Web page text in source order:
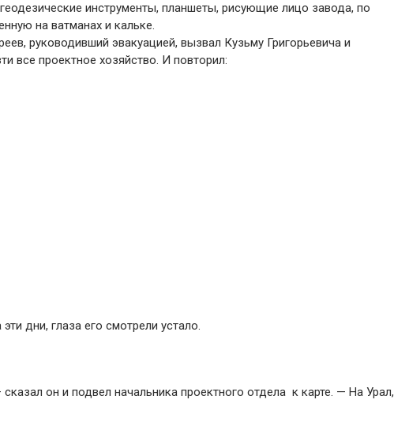
инструменты, планшеты, рисующие лицо завода, по
на ватманах и кальке.
руководивший эвакуацией, вызвал Кузьму Григорьевича и
все проектное хозяйство. И повторил:
дни, глаза его смотрели устало.
он и подвел начальника проектного отдела к карте. — На Урал,